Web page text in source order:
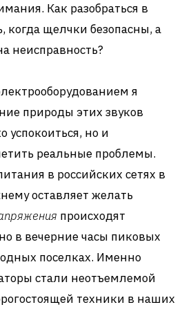
Как разобраться в
когда щелчки безопасны, а
неисправность?
я
природы этих звуков
успокоиться, но и
реальные проблемы.
в российских сетях в
оставляет желать
происходят
в вечерние часы пиковых
поселках. Именно
стали неотъемлемой
техники в наших